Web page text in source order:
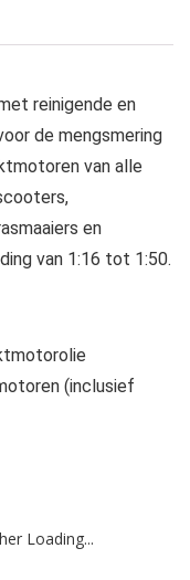
reinigende en
de mengsmering
van alle
en
van 1:16 tot 1:50.
(inclusief
Loading...